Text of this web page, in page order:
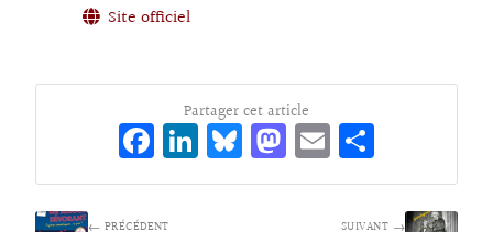
Site officiel
Partager cet article
Fa
ce
bo
Li
n
Bl
ue
M
as
E
m
ai
rt
ag
← PRÉCÉDENT SUIVANT →